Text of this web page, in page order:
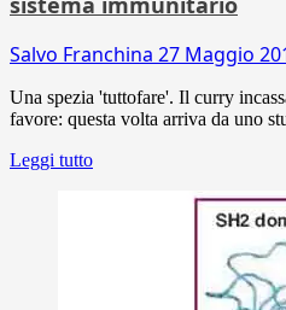
Salvo Franchina 27 Maggio
Una spezia 'tuttofare'. Il curry
favore: questa volta arriva da uno
Leggi tutto